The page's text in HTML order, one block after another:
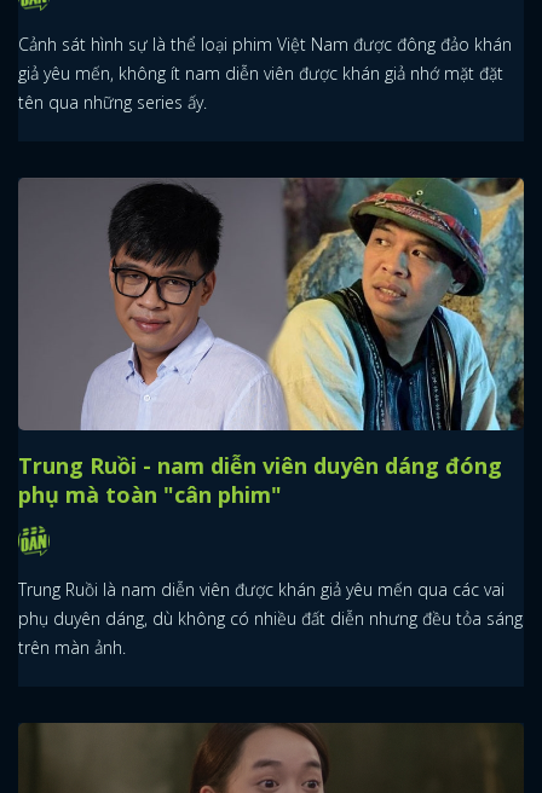
Cảnh sát hình sự là thể loại phim Việt Nam được đông đảo khán
giả yêu mến, không ít nam diễn viên được khán giả nhớ mặt đặt
tên qua những series ấy.
Trung Ruồi - nam diễn viên duyên dáng đóng
phụ mà toàn "cân phim"
Trung Ruồi là nam diễn viên được khán giả yêu mến qua các vai
phụ duyên dáng, dù không có nhiều đất diễn nhưng đều tỏa sáng
trên màn ảnh.